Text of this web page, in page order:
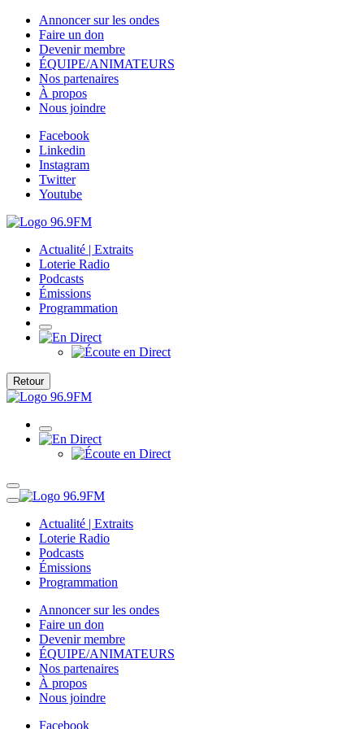
Annoncer sur les ondes
Faire un don
Devenir membre
ÉQUIPE/ANIMATEURS
Nos partenaires
À propos
Nous joindre
Facebook
Linkedin
Instagram
Twitter
Youtube
Actualité | Extraits
Loterie Radio
Podcasts
Émissions
Programmation
Retour
Actualité | Extraits
Loterie Radio
Podcasts
Émissions
Programmation
Annoncer sur les ondes
Faire un don
Devenir membre
ÉQUIPE/ANIMATEURS
Nos partenaires
À propos
Nous joindre
Facebook